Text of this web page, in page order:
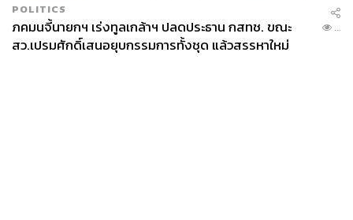
POLITICS
ภคมนจี้นายกฯ เร่งทูลเกล้าฯ ปลดประธาน กสทช. ขณะ
สว.เปรมศักดิ์เสนอยุบกรรมการทั้งชุด แล้วสรรหาใหม่
...